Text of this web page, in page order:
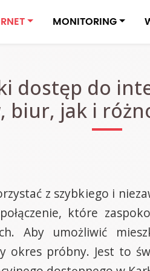
MONITORING
dostęp do
biur, jak i
z szybkiego i
które
Aby umożliwić
okres próbny. Jest to